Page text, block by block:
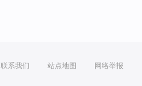
联系我们 站点地图 网络举报